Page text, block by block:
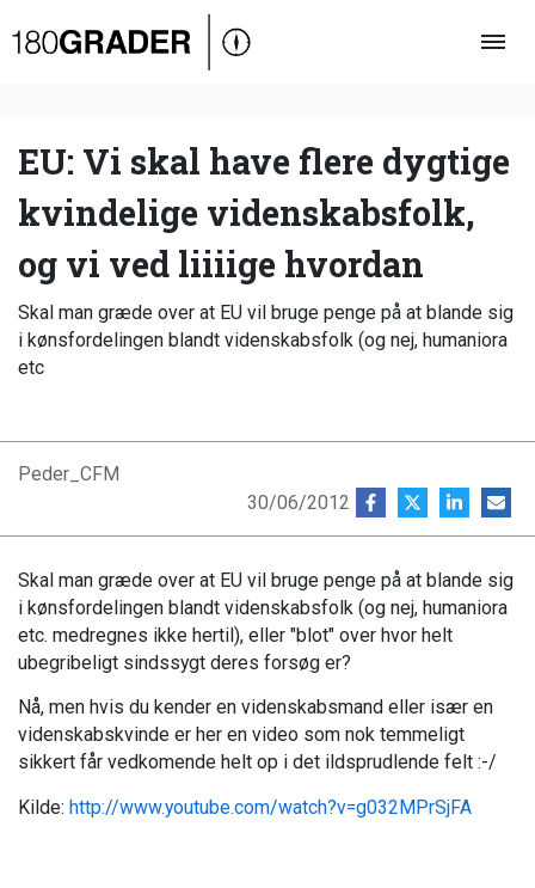
Oversigt
Debat
Video
Podcast
EU: Vi skal have flere dygtige
kvindelige videnskabsfolk,
og vi ved liiiige hvordan
Skal man græde over at EU vil bruge penge på at blande sig
i kønsfordelingen blandt videnskabsfolk (og nej, humaniora
etc
Peder_CFM
30/06/2012
Skal man græde over at EU vil bruge penge på at blande sig
i kønsfordelingen blandt videnskabsfolk (og nej, humaniora
etc. medregnes ikke hertil), eller "blot" over hvor helt
ubegribeligt sindssygt deres forsøg er?
Nå, men hvis du kender en videnskabsmand eller især en
videnskabskvinde er her en video som nok temmeligt
sikkert får vedkomende helt op i det ildsprudlende felt :-/
Kilde: http://www.youtube.com/watch?v=g032MPrSjFA